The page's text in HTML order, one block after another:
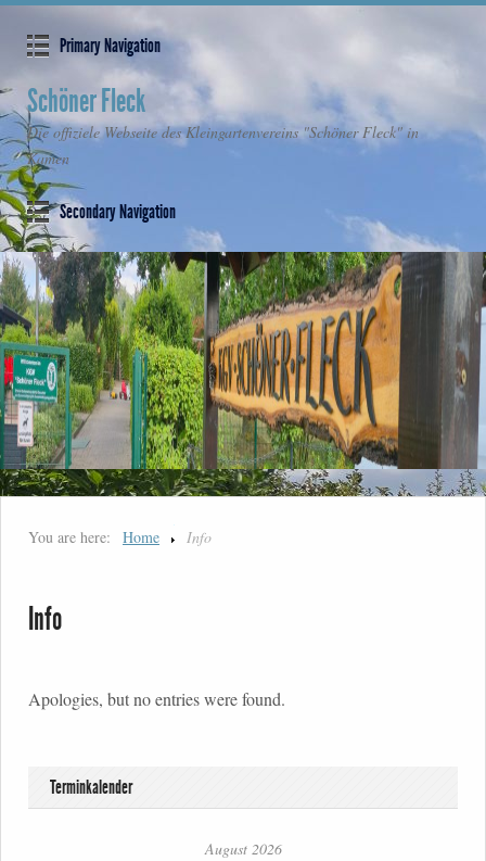
Primary Navigation
Schöner Fleck
Die offiziele Webseite des Kleingartenvereins "Schöner Fleck" in
Kamen
Secondary Navigation
You are here: Home Info
Info
Apologies, but no entries were found.
Terminkalender
August 2026